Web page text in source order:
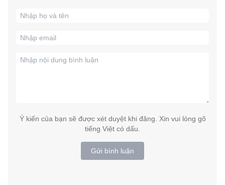
Ý kiến của bạn sẽ được xét duyệt khi đăng. Xin vui lòng gõ
tiếng Việt có dấu.
Gửi bình luận